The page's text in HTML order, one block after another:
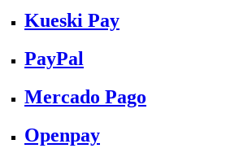
Kueski Pay
PayPal
Mercado Pago
Openpay